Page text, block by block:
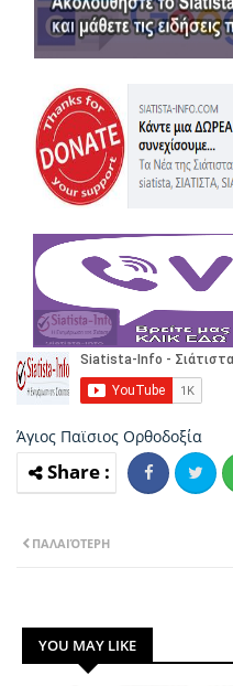
Άγιος Παϊσιος Ορθοδοξία
ΠΑΛΑΙΌΤΕΡΗ
YOU MAY LIKE